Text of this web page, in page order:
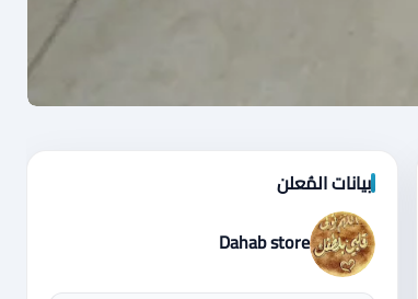
بيانات المُعلن
Dahab store